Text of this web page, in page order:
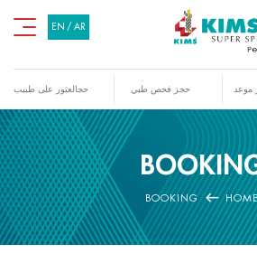
حجز فحص طبي حجالعثور على طبيب
EN / AR
BOOKING